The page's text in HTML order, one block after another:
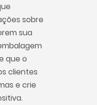
sobre
sua
que o
clientes
e crie